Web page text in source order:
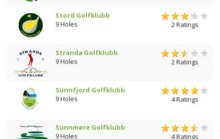
Stord Golfklubb
9 Holes
2 Ratings
Stranda Golfklubb
9 Holes
2 Ratings
Sunnfjord Golfklubb
9 Holes
4 Ratings
Sunnmøre Golfklubb
9 Holes
4 Ratings